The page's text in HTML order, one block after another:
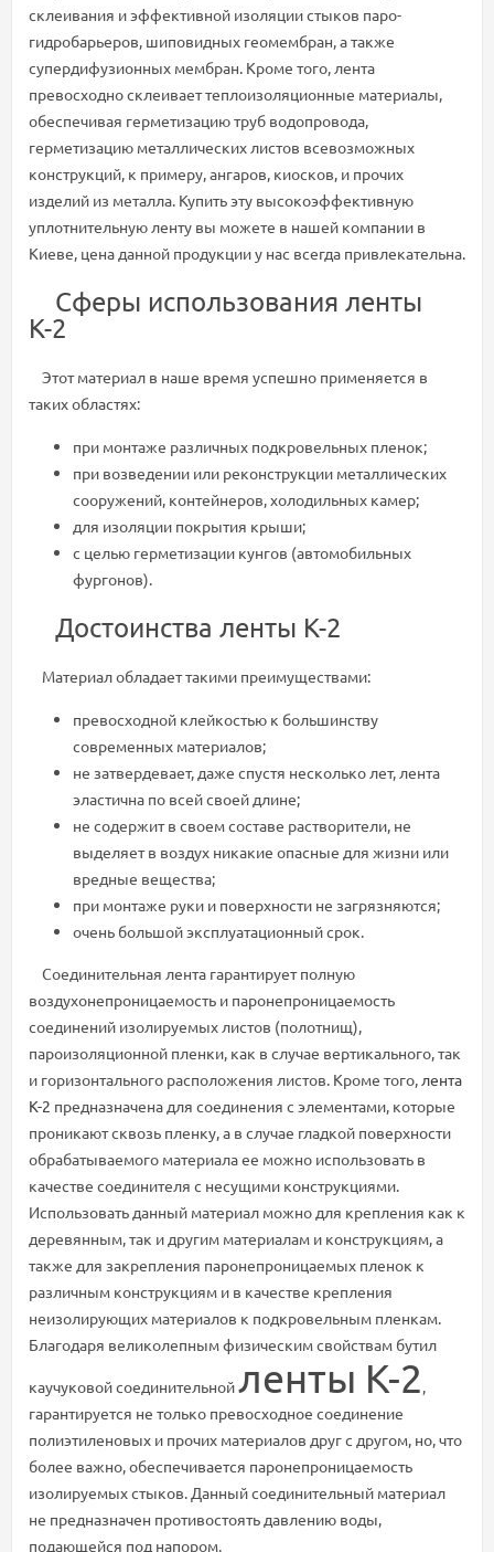
склеивания и эффективной изоляции стыков паро-
гидробарьеров, шиповидных геомембран, а также
супердифузионных мембран. Кроме того, лента
превосходно склеивает теплоизоляционные материалы,
обеспечивая герметизацию труб водопровода,
герметизацию металлических листов всевозможных
конструкций, к примеру, ангаров, киосков, и прочих
изделий из металла. Купить эту высокоэффективную
уплотнительную ленту вы можете в нашей компании в
Киеве, цена данной продукции у нас всегда привлекательна.
Сферы использования ленты
К-2
Этот материал в наше время успешно применяется в
таких областях:
при монтаже различных подкровельных пленок;
при возведении или реконструкции металлических
сооружений, контейнеров, холодильных камер;
для изоляции покрытия крыши;
с целью герметизации кунгов (автомобильных
фургонов).
Достоинства ленты К-2
Материал обладает такими преимуществами:
превосходной клейкостью к большинству
современных материалов;
не затвердевает, даже спустя несколько лет, лента
эластична по всей своей длине;
не содержит в своем составе растворители, не
выделяет в воздух никакие опасные для жизни или
вредные вещества;
при монтаже руки и поверхности не загрязняются;
очень большой эксплуатационный срок.
Соединительная лента гарантирует полную
воздухонепроницаемость и паронепроницаемость
соединений изолируемых листов (полотнищ),
пароизоляционной пленки, как в случае вертикального, так
и горизонтального расположения листов. Кроме того, лента
К-2 предназначена для соединения с элементами, которые
проникают сквозь пленку, а в случае гладкой поверхности
обрабатываемого материала ее можно использовать в
качестве соединителя с несущими конструкциями.
Использовать данный материал можно для крепления как к
деревянным, так и другим материалам и конструкциям, а
также для закрепления паронепроницаемых пленок к
различным конструкциям и в качестве крепления
неизолирующих материалов к подкровельным пленкам.
Благодаря великолепным физическим свойствам бутил
каучуковой соединительнойленты К-2,
гарантируется не только превосходное соединение
полиэтиленовых и прочих материалов друг с другом, но, что
более важно, обеспечивается паронепроницаемость
изолируемых стыков. Данный соединительный материал
не предназначен противостоять давлению воды,
подающейся под напором.